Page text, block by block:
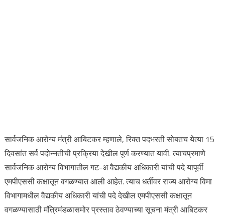
सार्वजनिक आरोग्य मंत्री आबिटकर म्हणाले, रिक्त पदभरती सोबतच येत्या 15
दिवसांत सर्व पदोन्नतीची प्रक्रिया देखील पूर्ण करण्यात यावी. त्याचप्रमाणे
सार्वजनिक आरोग्य विभागातील गट-अ वैद्यकीय अधिकारी यांची पदे यापूर्वी
एमपीएससी कक्षातून वगळण्यात आली आहेत. त्याच धर्तीवर राज्य आरोग्य विमा
विभागामधील वैद्यकीय अधिकारी यांची पदे देखील एमपीएससी कक्षातून
वगळण्यासाठी मंत्रिमंडळासमोर प्रस्ताव ठेवण्याच्या सूचना मंत्री आबिटकर